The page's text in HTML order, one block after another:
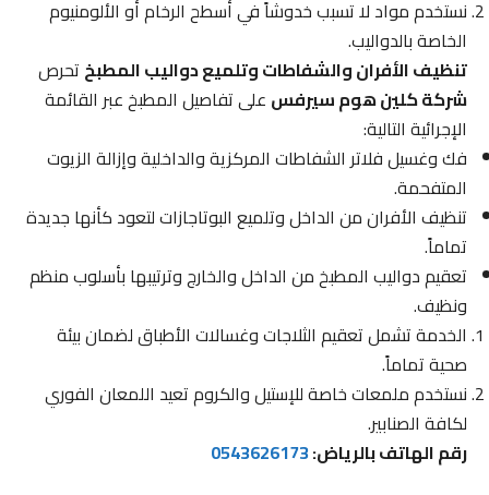
نستخدم مواد لا تسبب خدوشاً في أسطح الرخام أو الألومنيوم
الخاصة بالدواليب.
تنظيف الأفران والشفاطات وتلميع دواليب المطبختحرص
شركة كلين هوم سيرفسعلى تفاصيل المطبخ عبر القائمة
الإجرائية التالية:
فك وغسيل فلاتر الشفاطات المركزية والداخلية وإزالة الزيوت
المتفحمة.
تنظيف الأفران من الداخل وتلميع البوتاجازات لتعود كأنها جديدة
تماماً.
تعقيم دواليب المطبخ من الداخل والخارج وترتيبها بأسلوب منظم
ونظيف.
الخدمة تشمل تعقيم الثلاجات وغسالات الأطباق لضمان بيئة
صحية تماماً.
نستخدم ملمعات خاصة للإستيل والكروم تعيد اللمعان الفوري
لكافة الصنابير.
رقم الهاتف بالرياض:0543626173